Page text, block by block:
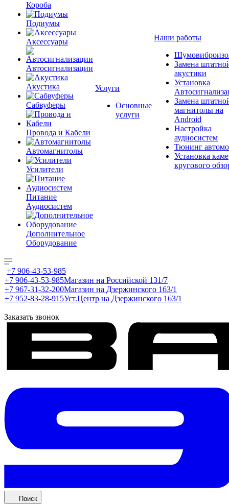
Короба
Подиумы
Аксессуары
Автосигнализации
Акустика
Сабвуферы
Провода и Кабели
Автомагнитолы
Усилители
Питание
Аудиосистем
Дополнительное
Оборудование
Услуги
Основные
услуги
Наши работы
Замена
акустики
Установка
Замена
магнитолы на
Android
Настройка
аудиосистем
Тюнинг
Установка
кругового
+7 906-43-53-985
+7 906-43-53-985Магазин на Российской 131/7
+7 967-31-32-200Магазин на Дзержинского 163/1
+7 952-83-28-915Уст.Центр на Дзержинского 163/1
Заказать звонок
Поиск